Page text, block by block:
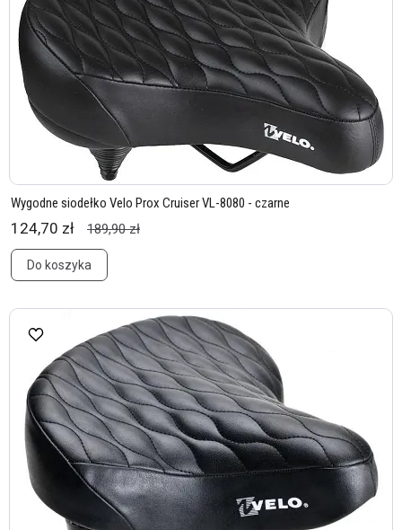
Wygodne siodełko Velo Prox Cruiser VL-8080 - czarne
124,70 zł 189,90 zł
Do koszyka